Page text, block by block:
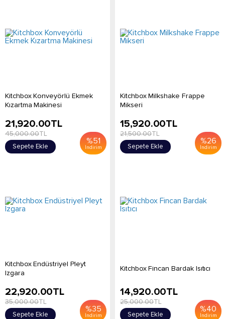
Kitchbox Konveyörlü Ekmek
Kızartma Makinesi
%51
İndirim
21,920.00TL
45,000.00TL
Sepete Ekle
Kitchbox Milkshake Frappe
Mikseri
%26
İndirim
15,920.00TL
21,500.00TL
Sepete Ekle
Kitchbox Endüstriyel Pleyt
Izgara
%35
İndirim
22,920.00TL
35,000.00TL
Sepete Ekle
Kitchbox Fincan Bardak Isıtıcı
%40
İndirim
14,920.00TL
25,000.00TL
Sepete Ekle